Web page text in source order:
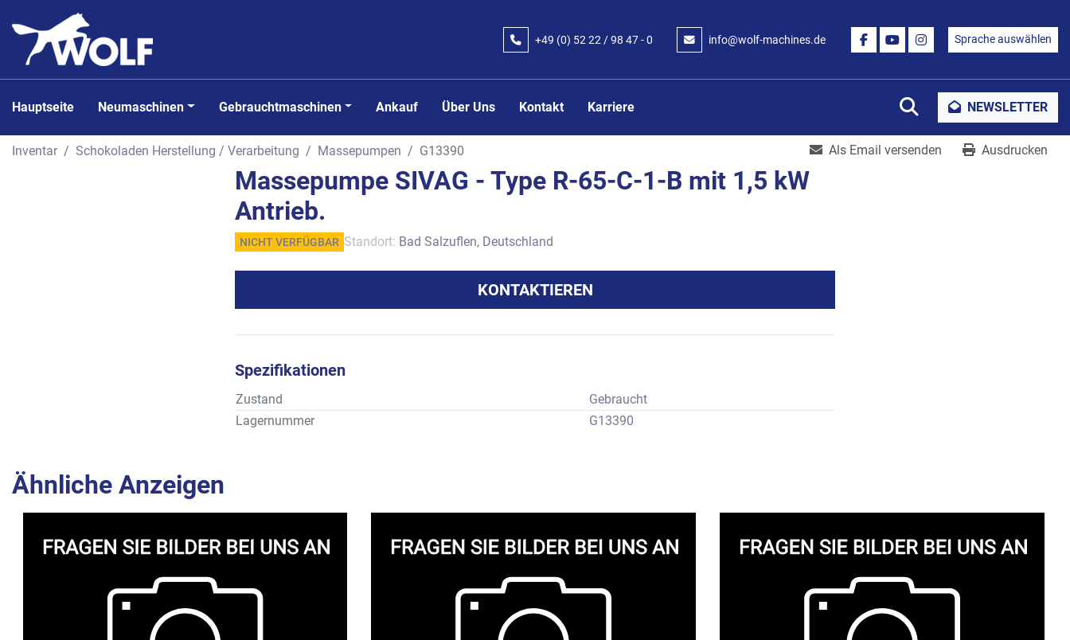
+49 (0) 52 22 / 98 47 - 0 info@wolf-machines.de
FACEBOOK
YOUTUBEINSTAGRAM
Sprache auswählen
Hauptseite Neumaschinen Gebrauchtmaschinen Ankauf Über Uns Kontakt Karriere SucheNEWSLETTER
Inventar Schokoladen Herstellung / Verarbeitung Massepumpen G13390 Als Email versenden Ausdrucken
Massepumpe SIVAG - Type R-65-C-1-B mit 1,5 kW
Antrieb.
NICHT VERFÜGBAR Standort: Bad Salzuflen, Deutschland
KONTAKTIEREN
Spezifikationen
Zustand
Gebraucht
Lagernummer
G13390
Ähnliche Anzeigen